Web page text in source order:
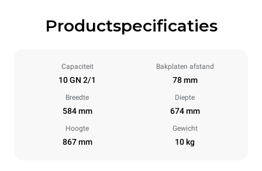
Productspecificaties
Capaciteit
10 GN 2/1
Bakplaten afstand
78 mm
Breedte
584 mm
Diepte
674 mm
Hoogte
867 mm
Gewicht
10 kg